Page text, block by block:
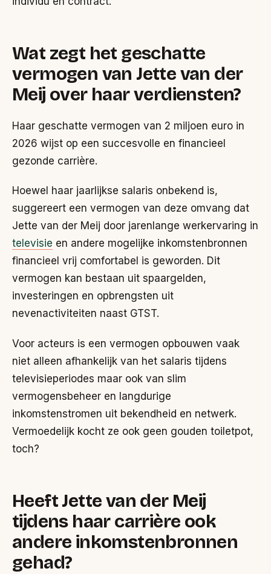
Wat zegt het geschatte
vermogen van Jette van der
Meij over haar verdiensten?
Haar geschatte vermogen van 2 miljoen euro in
2026 wijst op een succesvolle en financieel
gezonde carrière.
Hoewel haar jaarlijkse salaris onbekend is,
suggereert een vermogen van deze omvang dat
Jette van der Meij door jarenlange werkervaring in
televisie en andere mogelijke inkomstenbronnen
financieel vrij comfortabel is geworden. Dit
vermogen kan bestaan uit spaargelden,
investeringen en opbrengsten uit
nevenactiviteiten naast GTST.
Voor acteurs is een vermogen opbouwen vaak
niet alleen afhankelijk van het salaris tijdens
televisieperiodes maar ook van slim
vermogensbeheer en langdurige
inkomstenstromen uit bekendheid en netwerk.
Vermoedelijk kocht ze ook geen gouden toiletpot,
toch?
Heeft Jette van der Meij
tijdens haar carrière ook
andere inkomstenbronnen
gehad?